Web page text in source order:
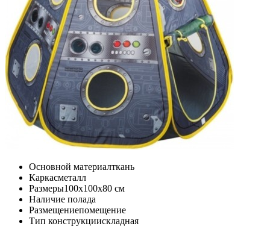
Основной материалткань
Каркасметалл
Размеры100x100x80 cм
Наличие полада
Размещениепомещение
Тип конструкциискладная